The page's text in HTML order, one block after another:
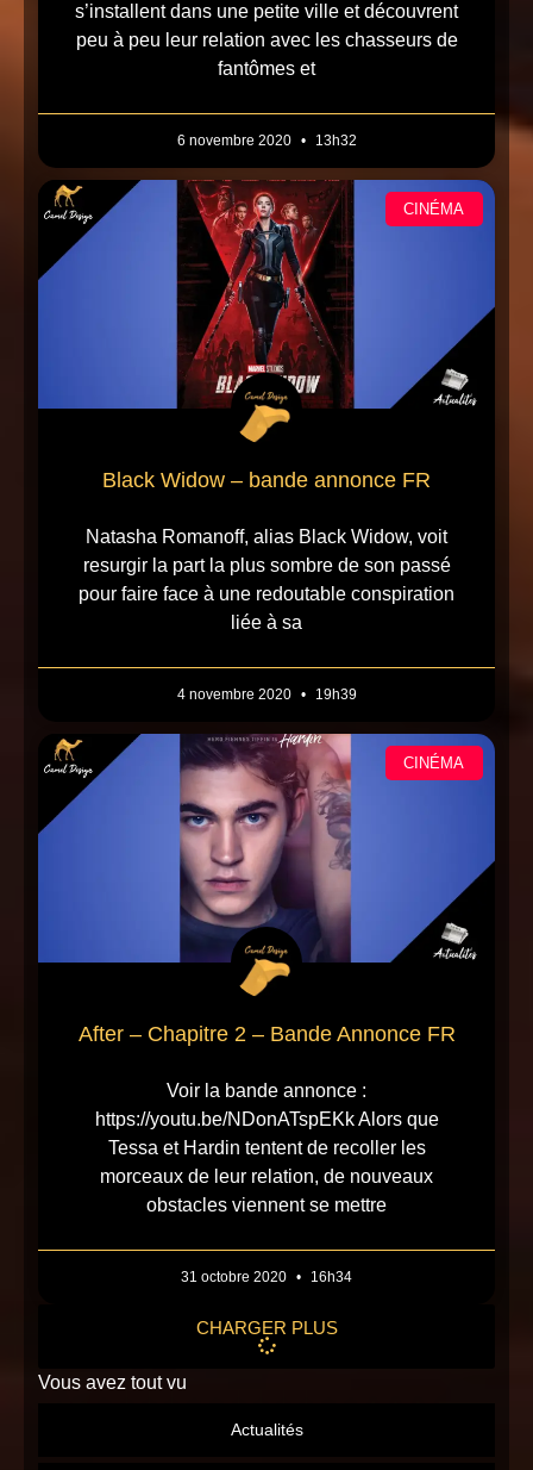
Actualités
s’installent dans une petite ville et découvrent
peu à peu leur relation avec les chasseurs de
fantômes et
6 novembre 2020 13h32
CINÉMA
Black Widow – bande annonce FR
Natasha Romanoff, alias Black Widow, voit
resurgir la part la plus sombre de son passé
pour faire face à une redoutable conspiration
liée à sa
4 novembre 2020 19h39
CINÉMA
After – Chapitre 2 – Bande Annonce FR
Voir la bande annonce :
https://youtu.be/NDonATspEKk Alors que
Tessa et Hardin tentent de recoller les
morceaux de leur relation, de nouveaux
obstacles viennent se mettre
31 octobre 2020 16h34
CHARGER PLUS
Vous avez tout vu